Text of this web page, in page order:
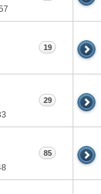
19
29
85